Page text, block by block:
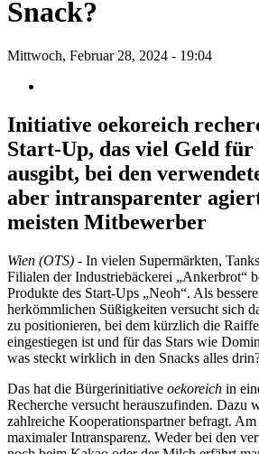
Snack?
Mittwoch, Februar 28, 2024 - 19:04
Initiative oekoreich
Start-Up, das viel Geld
ausgibt, bei den
aber intransparenter
meisten Mitbewerber
Wien (OTS) - In vielen Supermärkten,
Filialen der Industriebäckerei „Ankerbrot“
Produkte des Start-Ups „Neoh“. Als
herkömmlichen Süßigkeiten versucht sich
zu positionieren, bei dem kürzlich die
eingestiegen ist und für das Stars wie
was steckt wirklich in den Snacks alles
Das hat die Bürgerinitiative oekoreich in
Recherche versucht herauszufinden. Dazu
zahlreiche Kooperationspartner befragt.
maximaler Intransparenz. Weder bei den